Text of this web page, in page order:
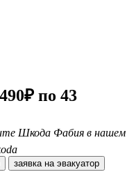
по 43
Шкода Фабия в нашем
заявка на эвакуатор